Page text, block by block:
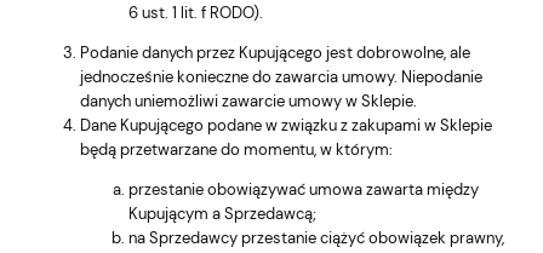
6 ust. 1 lit. f RODO).
Podanie danych przez Kupującego jest dobrowolne, ale
jednocześnie konieczne do zawarcia umowy. Niepodanie
danych uniemożliwi zawarcie umowy w Sklepie.
Dane Kupującego podane w związku z zakupami w Sklepie
będą przetwarzane do momentu, w którym:
przestanie obowiązywać umowa zawarta między
Kupującym a Sprzedawcą;
na Sprzedawcy przestanie ciążyć obowiązek prawny,